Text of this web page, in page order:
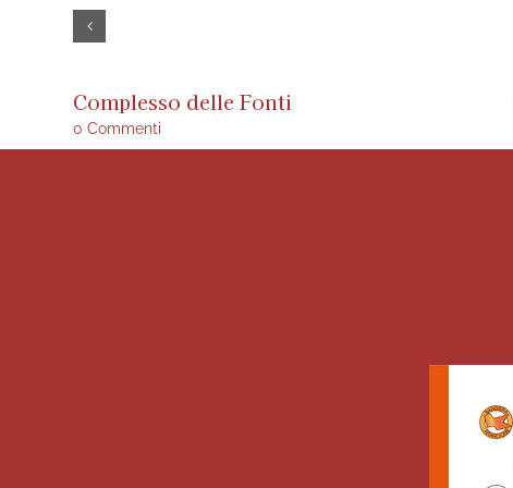
Complesso delle Fonti
0 Commenti